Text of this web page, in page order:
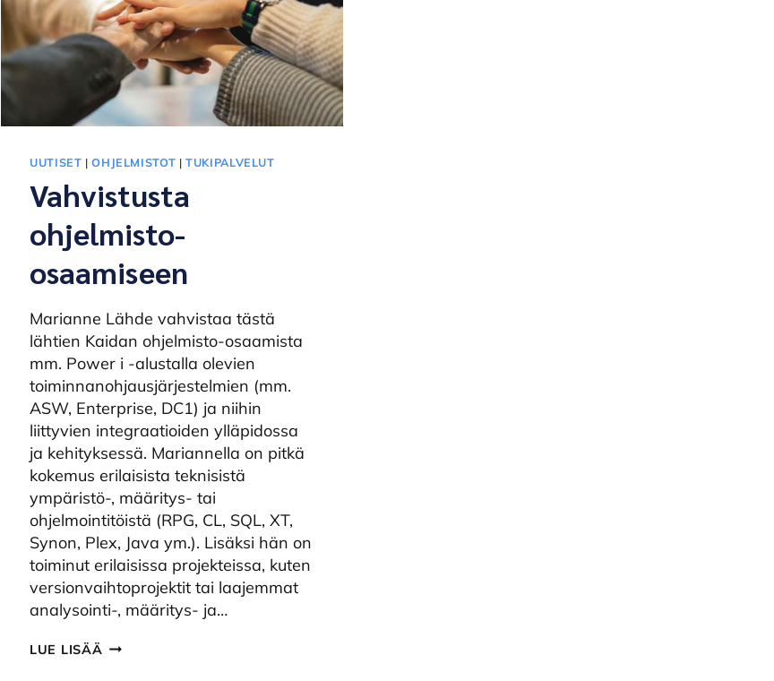
UUTISET |OHJELMISTOT |TUKIPALVELUT
Vahvistusta
ohjelmisto-
osaamiseen
Marianne Lähde vahvistaa tästä
lähtien Kaidan ohjelmisto-osaamista
mm. Power i -alustalla olevien
toiminnanohjausjärjestelmien (mm.
ASW, Enterprise, DC1) ja niihin
liittyvien integraatioiden ylläpidossa
ja kehityksessä. Mariannella on pitkä
kokemus erilaisista teknisistä
ympäristö-, määritys- tai
ohjelmointitöistä (RPG, CL, SQL, XT,
Synon, Plex, Java ym.). Lisäksi hän on
toiminut erilaisissa projekteissa, kuten
versionvaihtoprojektit tai laajemmat
analysointi-, määritys- ja…
LUE LISÄÄ VAHVISTUSTA